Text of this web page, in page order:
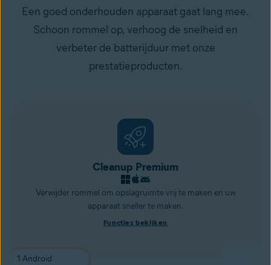
Een goed onderhouden apparaat gaat lang mee.
Schoon rommel op, verhoog de snelheid en
verbeter de batterijduur met onze
prestatieproducten.
Cleanup Premium
Verwijder rommel om opslagruimte vrij te maken en uw
apparaat sneller te maken.
Functies bekijken